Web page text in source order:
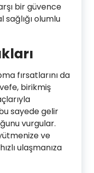
bir güvence
sağlığı olumlu
fırsatlarını da
birikmiş
sayede gelir
vurgular.
ve
ulaşmanıza